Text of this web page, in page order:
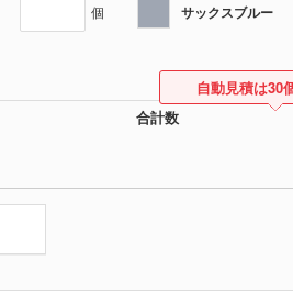
個 サックスブルー
合計数
自動見積は30